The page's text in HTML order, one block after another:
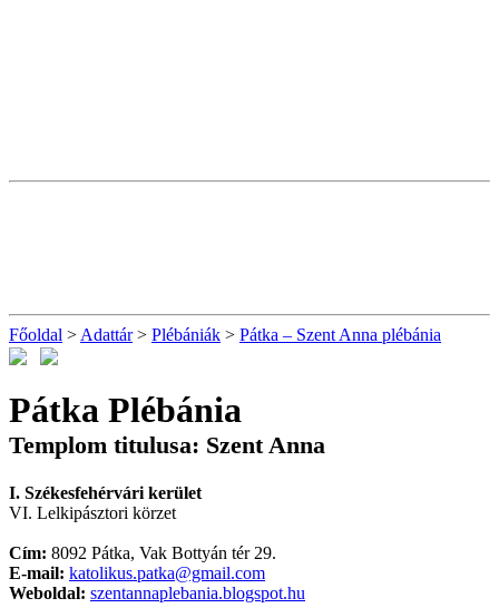
Főoldal > Adattár> Plébániák > Pátka – Szent Anna plébánia
Pátka Plébánia
Templom titulusa: Szent Anna
I. Székesfehérvári kerület
VI. Lelkipásztori körzet
Cím: 8092 Pátka, Vak Bottyán tér 29.
E-mail: katolikus.patka@gmail.com
Weboldal: szentannaplebania.blogspot.hu